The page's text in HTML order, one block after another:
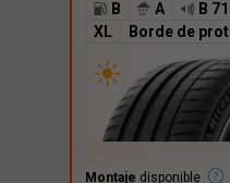
B
A
B
XL
Borde de
Montaje disponible